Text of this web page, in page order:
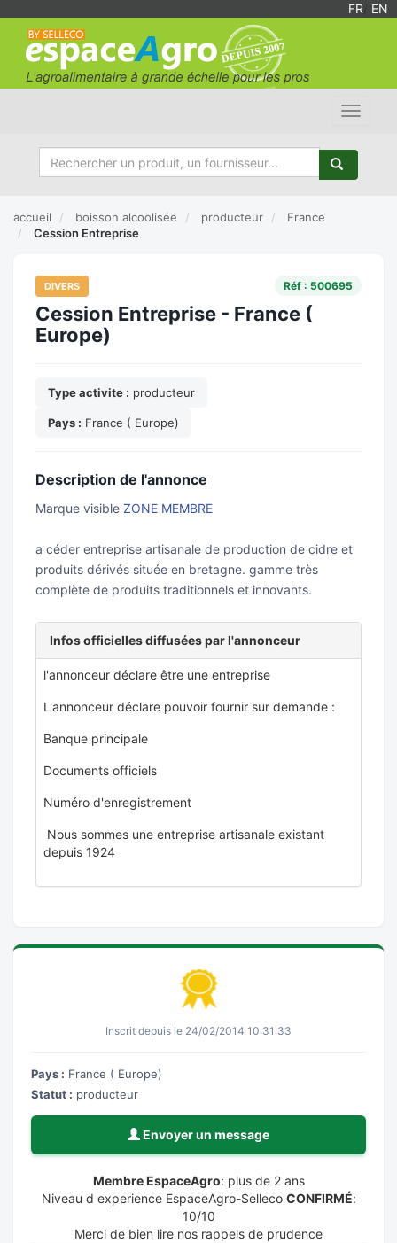
FR EN
Toggle
accueil boisson alcoolisée producteur
France
Cession Entreprise
DIVERS Réf : 500695
Cession Entreprise - France (
Europe)
Type activite : producteur
Pays : France ( Europe)
Description de l'annonce
Marque visible ZONE MEMBRE
a céder entreprise artisanale de production de cidre et
produits dérivés située en bretagne. gamme très
complète de produits traditionnels et innovants.
Infos officielles diffusées par l'annonceur
l'annonceur déclare être une entreprise
L'annonceur déclare pouvoir fournir sur demande :
Banque principale
Documents officiels
Numéro d'enregistrement
Nous sommes une entreprise artisanale existant
depuis 1924
Inscrit depuis le 24/02/2014 10:31:33
Pays : France ( Europe)
Statut : producteur
Envoyer un message
Membre EspaceAgro: plus de 2 ans
Niveau d experience EspaceAgro-Selleco CONFIRMÉ:
10/10
Merci de bien lire nos rappels de prudence